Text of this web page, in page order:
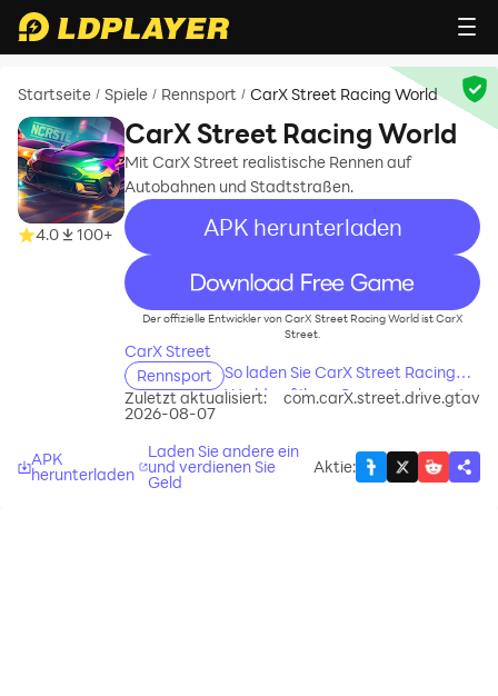
Startseite / Spiele / Rennsport / CarX Street Racing World
4.0 100+
CarX Street Racing World
Mit CarX Street realistische Rennen auf
Autobahnen und Stadtstraßen.
APK herunterladen
recommend
Der offizielle Entwickler von CarX Street Racing World ist CarX
Street.
CarX Street
Rennsport So laden Sie CarX Street Racing
World auf Ihren Computer herunter
Zuletzt aktualisiert:
2026-08-07
com.carX.street.drive.gtav
APK
herunterladen
Laden Sie andere ein
und verdienen Sie
Geld
Aktie: